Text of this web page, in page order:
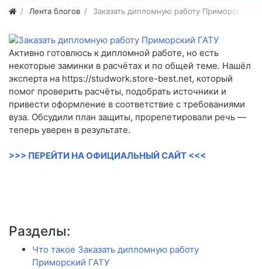
Лента блогов Заказать дипломную работу Приморский
Активно готовлюсь к дипломной работе, но есть
некоторые заминки в расчётах и по общей теме. Нашёл
эксперта на https://studwork.store-best.net, который
помог проверить расчёты, подобрать источники и
привести оформление в соответствие с требованиями
вуза. Обсудили план защиты, прорепетировали речь —
теперь уверен в результате.
>>> ПЕРЕЙТИ НА ОФИЦИАЛЬНЫЙ САЙТ <<<
Разделы:
Что такое Заказать дипломную работу
Приморский ГАТУ